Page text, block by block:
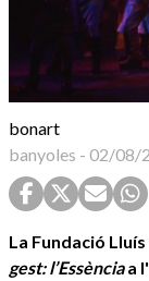
bonart
banyoles - 02/08/
La Fundació
gest: l’Essènciaa